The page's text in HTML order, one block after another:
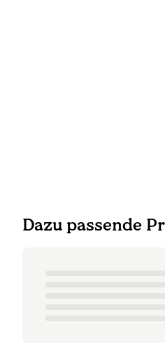
Dazu passende